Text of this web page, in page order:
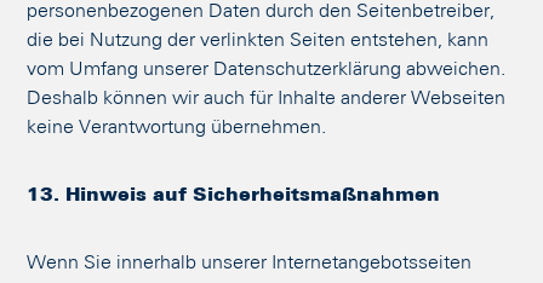
personenbezogenen Daten durch den Seitenbetreiber,
die bei Nutzung der verlinkten Seiten entstehen, kann
vom Umfang unserer Datenschutzerklärung abweichen.
Deshalb können wir auch für Inhalte anderer Webseiten
keine Verantwortung übernehmen.
13. Hinweis auf Sicherheitsmaßnahmen
Wenn Sie innerhalb unserer Internetangebotsseiten